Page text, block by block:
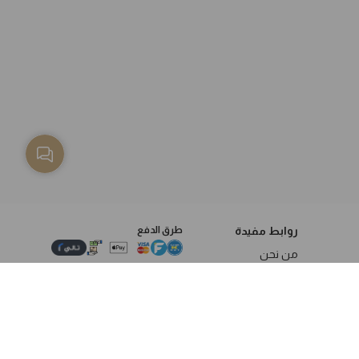
روابط مفيدة
من نحن
طرق الدفع